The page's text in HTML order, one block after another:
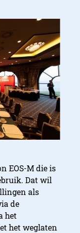
EOS-M die is
Dat wil
als
de
het
het weglaten